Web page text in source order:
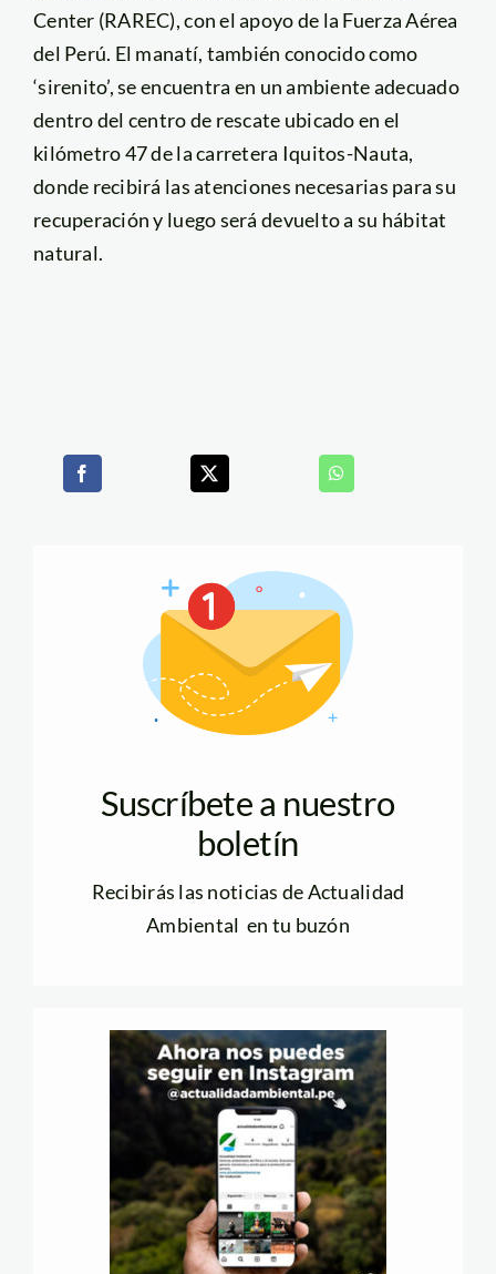
Center (RAREC), con el apoyo de la Fuerza Aérea
del Perú. El manatí, también conocido como
‘sirenito’, se encuentra en un ambiente adecuado
dentro del centro de rescate ubicado en el
kilómetro 47 de la carretera Iquitos-Nauta,
donde recibirá las atenciones necesarias para su
recuperación y luego será devuelto a su hábitat
natural.
Suscríbete a nuestro
boletín
Recibirás las noticias de Actualidad
Ambiental en tu buzón